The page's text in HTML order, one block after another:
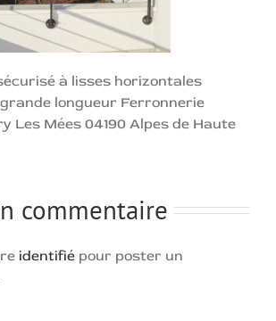
à lisses horizontales
longueur Ferronnerie
Les Mées 04190 Alpes de Haute
commentaire
identifié pour poster un